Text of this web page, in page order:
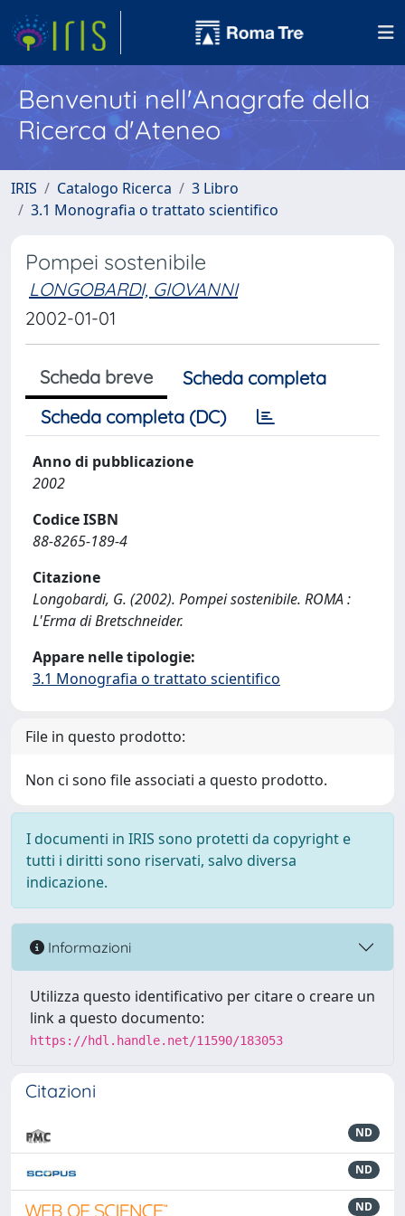
Benvenuti nell'Anagrafe della
Ricerca d'Ateneo
IRIS Catalogo Ricerca
3 Libro
3.1 Monografia o trattato scientifico
Pompei sostenibile
LONGOBARDI, GIOVANNI
2002-01-01
Scheda breve
Scheda completa
Scheda completa (DC)
Anno di pubblicazione
2002
Codice ISBN
88-8265-189-4
Citazione
Longobardi, G. (2002). Pompei sostenibile. ROMA :
L'Erma di Bretschneider.
Appare nelle tipologie:
3.1 Monografia o trattato scientifico
File in questo prodotto:
Non ci sono file associati a questo prodotto.
I documenti in IRIS sono protetti da copyright e
tutti i diritti sono riservati, salvo diversa
indicazione.
Informazioni
Utilizza questo identificativo per citare o creare un
link a questo documento:
https://hdl.handle.net/11590/183053
Citazioni
ND
ND
ND